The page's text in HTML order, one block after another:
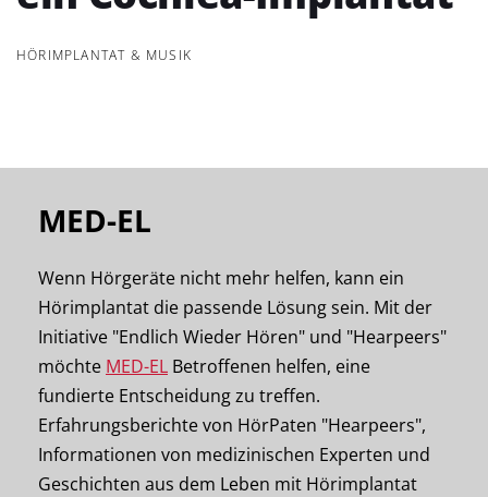
HÖRIMPLANTAT & MUSIK
MED-EL
Wenn Hörgeräte nicht mehr helfen, kann ein
Hörimplantat die passende Lösung sein. Mit der
Initiative "Endlich Wieder Hören" und "Hearpeers"
möchte MED-EL Betroffenen helfen, eine
fundierte Entscheidung zu treffen.
Erfahrungsberichte von HörPaten "Hearpeers",
Informationen von medizinischen Experten und
Geschichten aus dem Leben mit Hörimplantat